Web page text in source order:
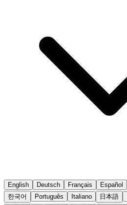
English Deutsch Français Español
한국어
Português Italiano 日本語